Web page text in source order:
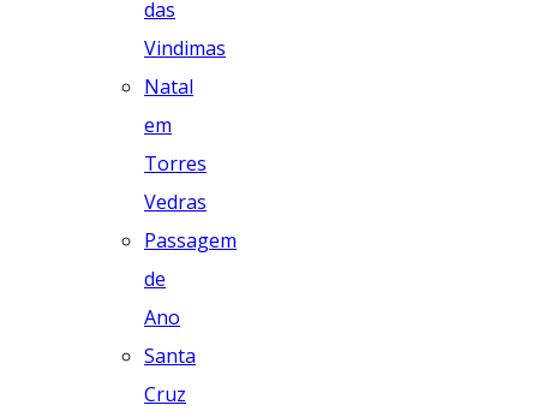
das
Vindimas
Natal
em
Torres
Vedras
Passagem
de
Ano
Santa
Cruz